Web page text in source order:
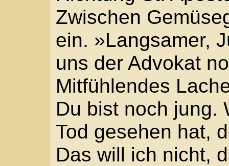
»Weiß ich auch«,
regnet, will ich die
Um sie herum gingen
und wieder ein
Vorbeigehen fragte
Von den Franzosen?«
»Nein. Der arme Kerl
gekommen«, gab der